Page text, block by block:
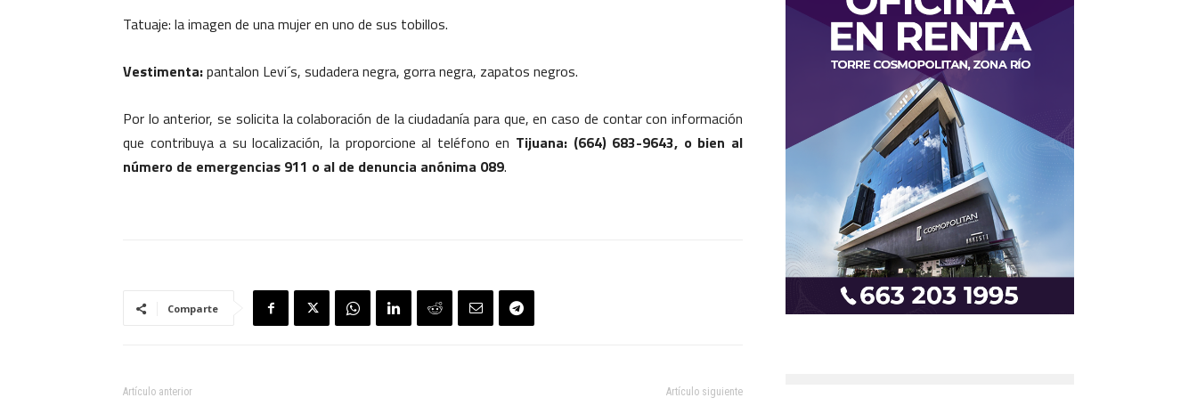
Tatuaje: la imagen de una mujer en uno de sus tobillos.
Vestimenta:pantalon Levi´s, sudadera negra, gorra negra, zapatos negros.
Por lo anterior, se solicita la colaboración de la ciudadanía para que, en caso de contar con información
que contribuya a su localización, la proporcione al teléfono en Tijuana: (664) 683-9643, o bien al
número de emergencias 911 o al de denuncia anónima 089.
Comparte
Artículo anterior Artículo siguiente